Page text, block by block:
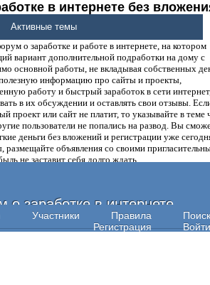
в интернете без
денег.
о заработке и работе в интернете, на котором
вариант дополнительной подработки на дому с
основной работы, не вкладывая собственных
информацию про сайты и проекты,
работу и быстрый заработок в сети
в их обсуждении и оставлять свои отзывы.
проект или сайт не платит, то указывайте в теме
пользователи не попались на развод. Вы
деньги без вложений и регистрации уже
размещайте объявления со своими
не заставит себя долго ждать.
о заработке в интернете
Участники Правила
Поиск
Регистрация
Войти
Активные темы